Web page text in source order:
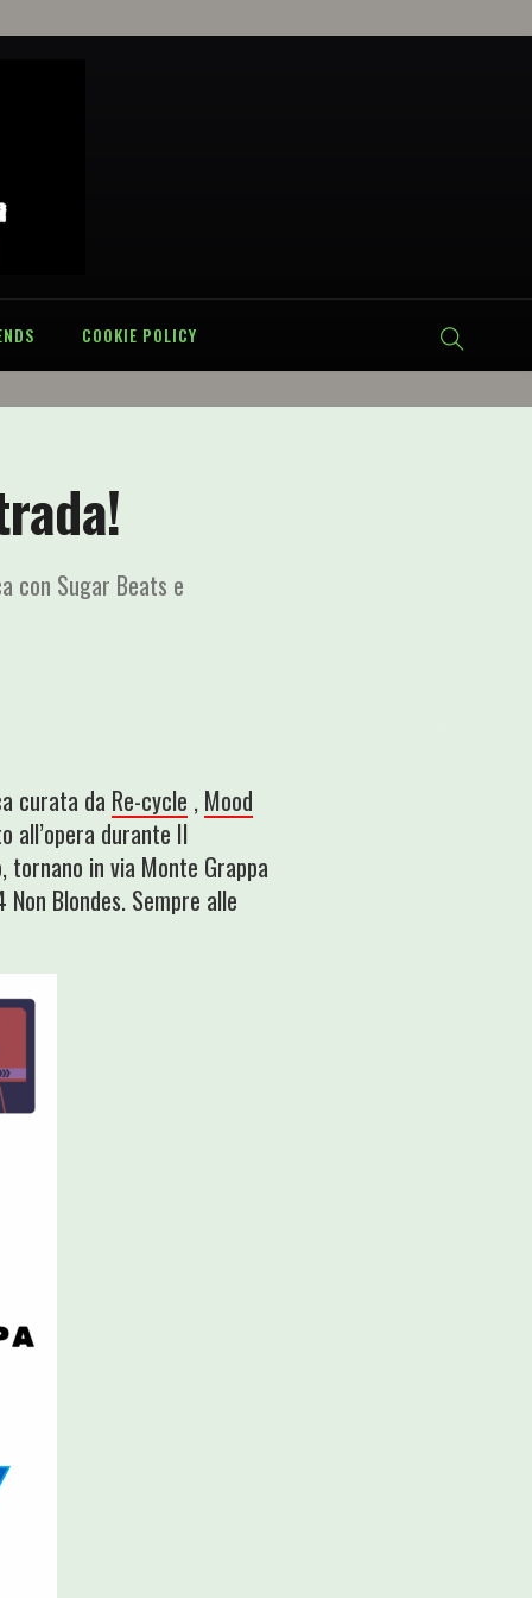
COOKIE POLICY
con Sugar Beats e
curata da Re-cycle , Mood
all’opera durante Il
tornano in via Monte Grappa
Blondes. Sempre alle